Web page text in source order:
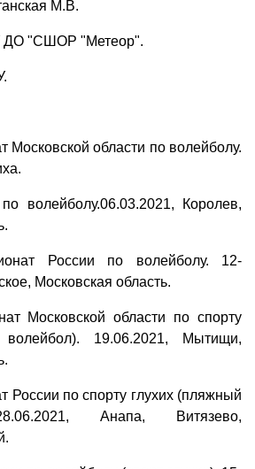
М.В.
ДО "СШОР "Метеор".
Московской области по волейболу.
волейболу.06.03.2021, Королев,
России по волейболу. 12-
Московская область.
Московской области по спорту
19.06.2021, Мытищи,
России по спорту глухих (пляжный
Анапа, Витязево,